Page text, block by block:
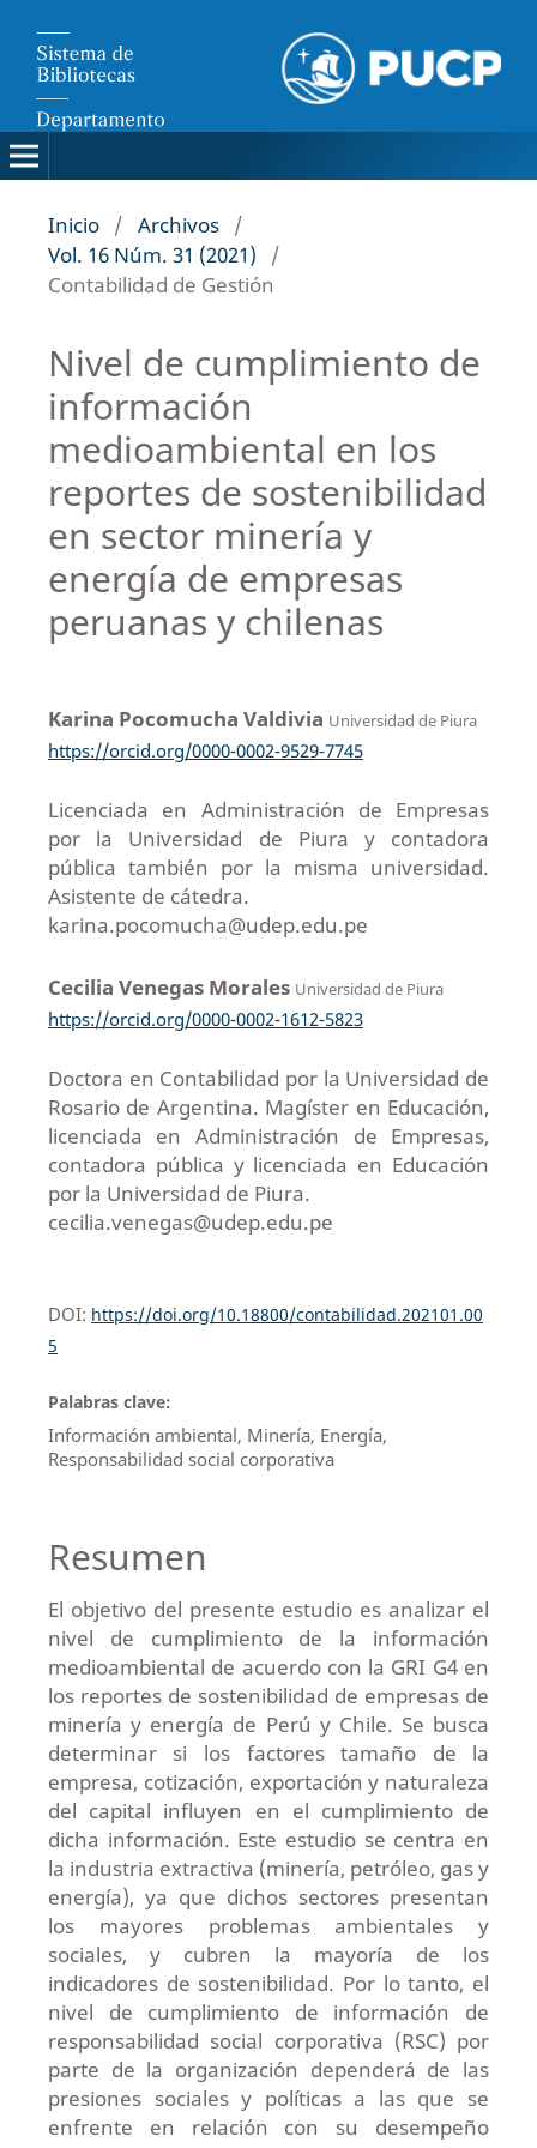
Inicio / Archivos /
Vol. 16 Núm. 31 (2021)
/
Contabilidad de Gestión
Nivel de cumplimiento de
información
medioambiental en los
reportes de sostenibilidad
en sector minería y
energía de empresas
peruanas y chilenas
Karina Pocomucha Valdivia Universidad de Piura
https://orcid.org/0000-0002-9529-7745
Licenciada en Administración de Empresas
por la Universidad de Piura y contadora
pública también por la misma universidad.
Asistente de cátedra.
karina.pocomucha@udep.edu.pe
Cecilia Venegas Morales Universidad de Piura
https://orcid.org/0000-0002-1612-5823
Doctora en Contabilidad por la Universidad de
Rosario de Argentina. Magíster en Educación,
licenciada en Administración de Empresas,
contadora pública y licenciada en Educación
por la Universidad de Piura.
cecilia.venegas@udep.edu.pe
DOI: https://doi.org/10.18800/contabilidad.202101.00
5
Palabras clave:
Información ambiental, Minería, Energía,
Responsabilidad social corporativa
Resumen
El objetivo del presente estudio es analizar el
nivel de cumplimiento de la información
medioambiental de acuerdo con la GRI G4 en
los reportes de sostenibilidad de empresas de
minería y energía de Perú y Chile. Se busca
determinar si los factores tamaño de la
empresa, cotización, exportación y naturaleza
del capital influyen en el cumplimiento de
dicha información. Este estudio se centra en
la industria extractiva (minería, petróleo, gas y
energía), ya que dichos sectores presentan
los mayores problemas ambientales y
sociales, y cubren la mayoría de los
indicadores de sostenibilidad. Por lo tanto, el
nivel de cumplimiento de información de
responsabilidad social corporativa (RSC) por
parte de la organización dependerá de las
presiones sociales y políticas a las que se
enfrente en relación con su desempeño